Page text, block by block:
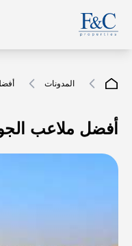
المدونات
أفضل ملاعب